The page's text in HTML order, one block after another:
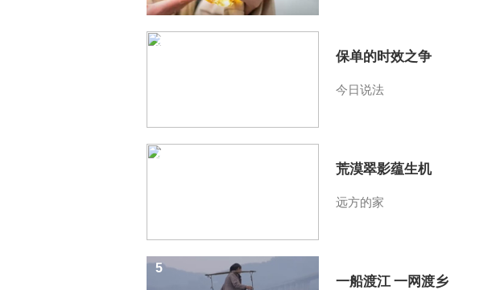
保单的时效之争
今日说法
3
荒漠翠影蕴生机
远方的家
4
一船渡江 一网渡乡
5